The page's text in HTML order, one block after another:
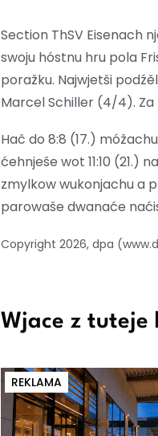
Section ThSV Eisenach
swoju hóstnu hru pola
poražku. Najwjetši
Marcel Schiller (4/4).
Hač do 8:8 (17.)
ćehnješe wot 11:10 (21.)
zmylkow wukonjachu a
parowaše dwanaće
Copyright 2026, dpa
Wjace z tuteje
REKLAMA